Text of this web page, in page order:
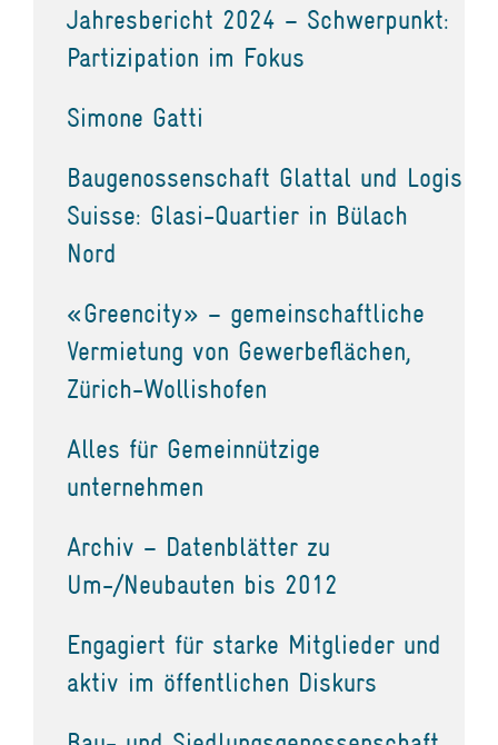
Jahresbericht 2024 – Schwerpunkt:
Partizipation im Fokus
Simone Gatti
Baugenossenschaft Glattal und Logis
Suisse: Glasi-Quartier in Bülach
Nord
«Greencity» – gemeinschaftliche
Vermietung von Gewerbeflächen,
Zürich-Wollishofen
Alles für Gemeinnützige
unternehmen
Archiv – Datenblätter zu
Um-/Neubauten bis 2012
Engagiert für starke Mitglieder und
aktiv im öffentlichen Diskurs